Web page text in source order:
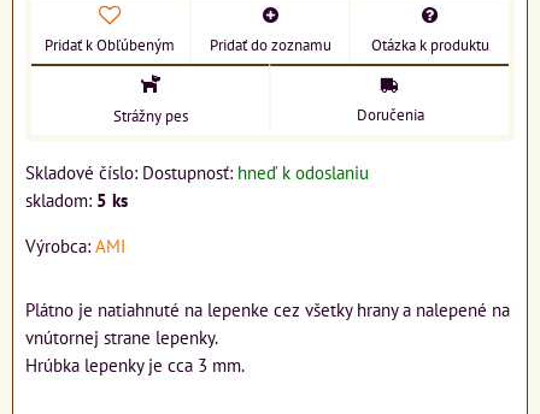
Pridať k Obľúbeným Pridať do zoznamu Otázka k produktu
Strážny pes Doručenia
Skladové číslo: Dostupnosť: hneď k odoslaniu
skladom: 5 ks
Výrobca: AMI
Plátno je natiahnuté na lepenke cez všetky hrany a nalepené na
vnútornej strane lepenky.
Hrúbka lepenky je cca 3 mm.